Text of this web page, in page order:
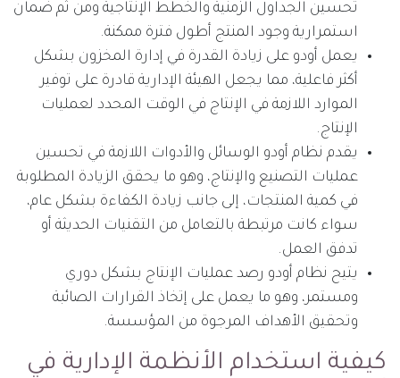
تحسين الجداول الزمنية والخطط الإنتاجية ومن ثم ضمان
استمرارية وجود المنتج أطول فترة ممكنة.
يعمل أودو على زيادة القدرة في إدارة المخزون بشكل
أكثر فاعلية، مما يجعل الهيئة الإدارية قادرة على توفير
الموارد اللازمة في الإنتاج في الوقت المحدد لعمليات
الإنتاج.
يقدم نظام أودو الوسائل والأدوات اللازمة في تحسين
عمليات التصنيع والإنتاج، وهو ما يحقق الزيادة المطلوبة
في كمية المنتجات، إلى جانب زيادة الكفاءة بشكل عام،
سواء كانت مرتبطة بالتعامل من التقنيات الحديثة أو
تدفق العمل.
يتيح نظام أودو رصد عمليات الإنتاج بشكل دوري
ومستمر، وهو ما يعمل على إتخاذ القرارات الصائبة
وتحقيق الأهداف المرجوة من المؤسسة.
كيفية استخدام الأنظمة الإدارية في